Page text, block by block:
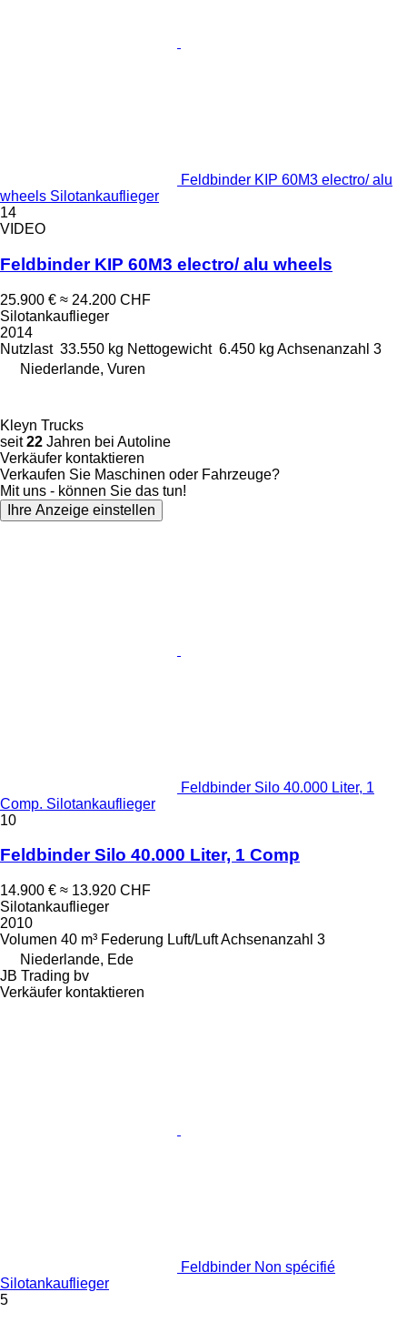
Feldbinder KIP 60M3 electro/ alu
wheels Silotankauflieger
14
VIDEO
Feldbinder KIP 60M3 electro/ alu wheels
25.900 € ≈ 24.200 CHF
Silotankauflieger
2014
Nutzlast 33.550 kg Nettogewicht 6.450 kg Achsenanzahl 3
Niederlande, Vuren
Kleyn Trucks
seit22 Jahren bei Autoline
Verkäufer kontaktieren
Verkaufen Sie Maschinen oder Fahrzeuge?
Mit uns - können Sie das tun!
Ihre Anzeige einstellen
Feldbinder Silo 40.000 Liter, 1
Comp. Silotankauflieger
10
Feldbinder Silo 40.000 Liter, 1 Comp
14.900 € ≈ 13.920 CHF
Silotankauflieger
2010
Volumen 40 m³ Federung Luft/LuftAchsenanzahl 3
Niederlande, Ede
JB Trading bv
Verkäufer kontaktieren
Feldbinder Non spécifié
Silotankauflieger
5